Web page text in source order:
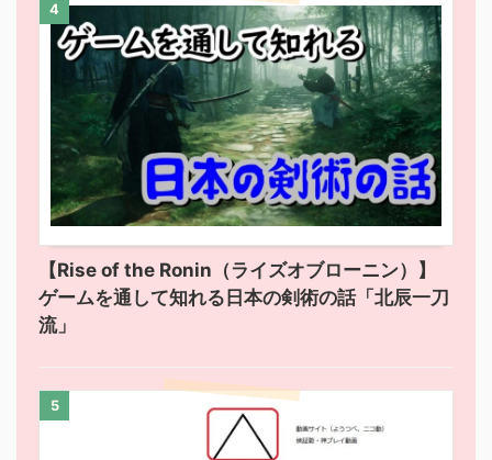
4
【Rise of the Ronin（ライズオブローニン）】
ゲームを通して知れる日本の剣術の話「北辰一刀
流」
5